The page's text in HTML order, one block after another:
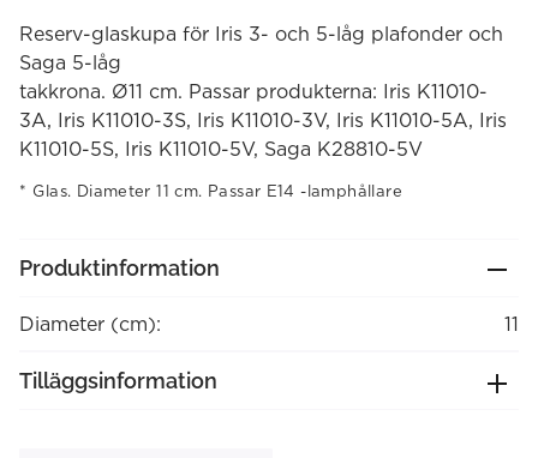
Reserv-glaskupa för Iris 3- och 5-låg plafonder och
Saga 5-låg
takkrona. Ø11 cm. Passar produkterna: Iris K11010-
3A, Iris K11010-3S, Iris K11010-3V, Iris K11010-5A, Iris
K11010-5S, Iris K11010-5V, Saga K28810-5V
Glas. Diameter 11 cm. Passar E14 -lamphållare
Produktinformation
Diameter (cm): 11
Tilläggsinformation